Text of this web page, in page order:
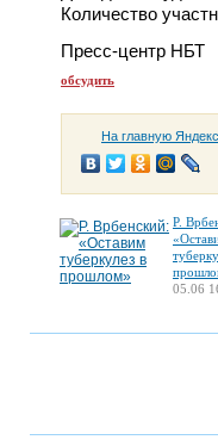
Количество
Пресс-центр НБТ
обсудить
На главную
Р.
05.06